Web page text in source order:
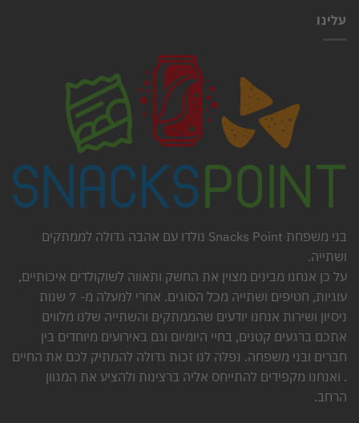
עלינו
בני משפחת Snacks Point נולדו עם אהבה גדולה לממתקים
ושתייה.
על כן אנחנו מבינים מצוין את החשק ותאווה לשוקולדים איכותיים,
עוגיות, חטיפים ושתייה מכל הסוגים. אחרי למעלה מ- 7 שנות
ניסיון ושירות אנחנו יודעים שהממתקים והשתייה שלנו מלווים
אתכם ברגעים קטנים, בחיי היומיום וגם באירועים מיוחדים בין
חברים ובני משפחה. נפלה לנו זכות גדולה להמתיק לכם את החיים
. ואנחנו מקפידים להתייחס אליה ברצינות ולהציע את המגוון
הרחב.